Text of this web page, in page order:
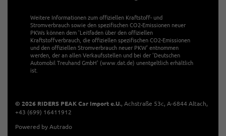
Weitere Informationen zum offiziellen Kraftstoff- und
Stromverbrauch sowie den spezifischen CO2-Emissionen neuer
PKWs können dem 'Leitfaden über den offiziellen
Kraftstoffverbrauch, die offiziellen spezifischen CO2-Emissionen
und den offiziellen Stromverbrauch neuer PKW' entnommen
werden, der an allen Verkaufsstellen und bei der 'Deutschen
Automobil Treuhand GmbH' (www.dat.de) unentgeltlich erhältlich
ist.
© 2026 RIDERS PEAK Car Import e.U., Achstraße 53c, A-6844 Altach,
+43 (699) 16411912
Powered by Autrado